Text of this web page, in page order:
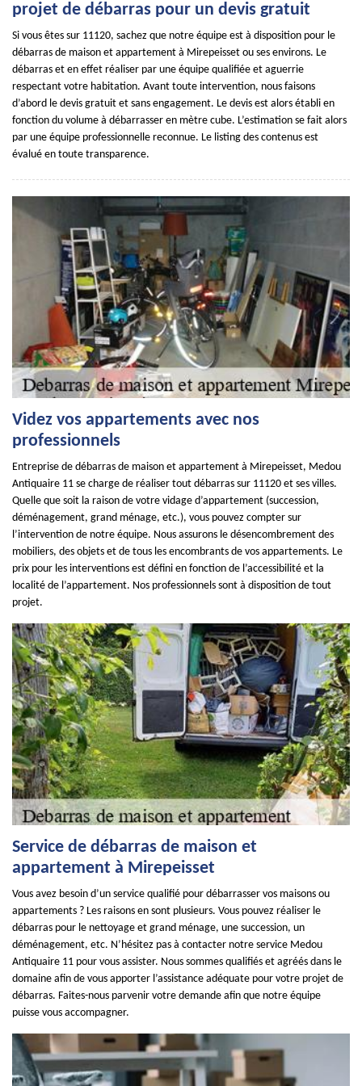
projet de débarras pour un devis gratuit
Si vous êtes sur 11120, sachez que notre équipe est à disposition pour le
débarras de maison et appartement à Mirepeisset ou ses environs. Le
débarras et en effet réaliser par une équipe qualifiée et aguerrie
respectant votre habitation. Avant toute intervention, nous faisons
d’abord le devis gratuit et sans engagement. Le devis est alors établi en
fonction du volume à débarrasser en mètre cube. L’estimation se fait alors
par une équipe professionnelle reconnue. Le listing des contenus est
évalué en toute transparence.
Videz vos appartements avec nos
professionnels
Entreprise de débarras de maison et appartement à Mirepeisset, Medou
Antiquaire 11 se charge de réaliser tout débarras sur 11120 et ses villes.
Quelle que soit la raison de votre vidage d’appartement (succession,
déménagement, grand ménage, etc.), vous pouvez compter sur
l’intervention de notre équipe. Nous assurons le désencombrement des
mobiliers, des objets et de tous les encombrants de vos appartements. Le
prix pour les interventions est défini en fonction de l’accessibilité et la
localité de l’appartement. Nos professionnels sont à disposition de tout
projet.
Service de débarras de maison et
appartement à Mirepeisset
Vous avez besoin d’un service qualifié pour débarrasser vos maisons ou
appartements ? Les raisons en sont plusieurs. Vous pouvez réaliser le
débarras pour le nettoyage et grand ménage, une succession, un
déménagement, etc. N’hésitez pas à contacter notre service Medou
Antiquaire 11 pour vous assister. Nous sommes qualifiés et agréés dans le
domaine afin de vous apporter l’assistance adéquate pour votre projet de
débarras. Faites-nous parvenir votre demande afin que notre équipe
puisse vous accompagner.